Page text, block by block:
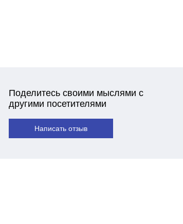
Поделитесь своими мыслями с
другими посетителями
Написать отзыв